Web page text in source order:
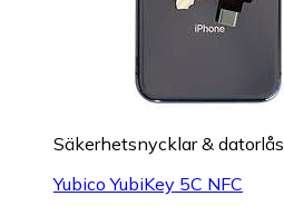
Säkerhetsnycklar & datorlås
Yubico YubiKey 5C NFC